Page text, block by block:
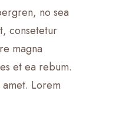
no sea
consetetur
magna
et ea rebum.
Lorem